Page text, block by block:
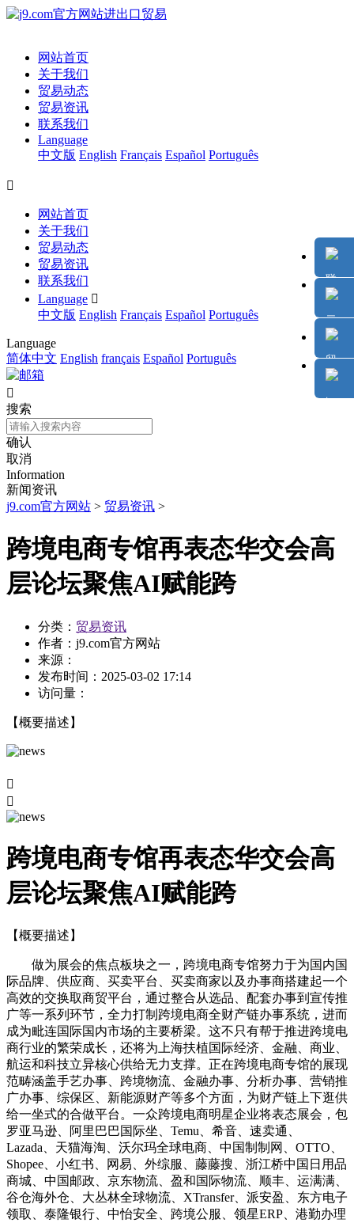
网站首页
关于我们
贸易动态
贸易资讯
联系我们
Language
中文版 English Français Español Português

网站首页
关于我们
贸易动态
贸易资讯
联系我们
Language 
中文版 English Français Español Português
Language
简体中文 English français Español Português

搜索
确认
取消
Information
新闻资讯
j9.com官方网站 > 贸易资讯 >
跨境电商专馆再表态华交会高
层论坛聚焦AI赋能跨
分类： 贸易资讯
作者： j9.com官方网站
来源：
发布时间： 2025-03-02 17:14
访问量：
【概要描述】


跨境电商专馆再表态华交会高
层论坛聚焦AI赋能跨
【概要描述】
做为展会的焦点板块之一，跨境电商专馆努力于为国内国
际品牌、供应商、买卖平台、买卖商家以及办事商搭建起一个
高效的交换取商贸平台，通过整合从选品、配套办事到宣传推
广等一系列环节，全力打制跨境电商全财产链办事系统，进而
成为毗连国际国内市场的主要桥梁。这不只有帮于推进跨境电
商行业的繁荣成长，还将为上海扶植国际经济、金融、商业、
航运和科技立异核心供给无力支撑。正在跨境电商专馆的展现
范畴涵盖手艺办事、跨境物流、金融办事、分析办事、营销推
广办事、综保区、新能源财产等多个方面，为财产链上下逛供
给一坐式的合做平台。一众跨境电商明星企业将表态展会，包
罗亚马逊、阿里巴巴国际坐、Temu、希音、速卖通、
Lazada、天猫海淘、沃尔玛全球电商、中国制制网、OTTO、
Shopee、小红书、网易、外综服、藤藤搜、浙江桥中国日用品
商城、中国邮政、京东物流、盈和国际物流、顺丰、运满满、
谷仓海外仓、大丛林全球物流、XTransfer、派安盈、东方电子
领取、泰隆银行、中怡安全、跨境公服、领星ERP、港勤办理